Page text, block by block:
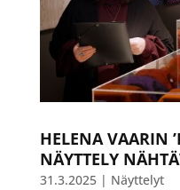
HELENA VAARIN
NÄYTTELY
31.3.2025| Näyttelyt